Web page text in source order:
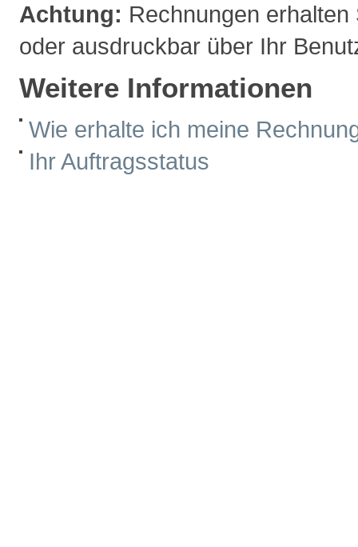
Achtung: Rechnungen
oder ausdruckbar über Ihr
Weitere Informationen
Wie erhalte ich meine
Ihr Auftragsstatus